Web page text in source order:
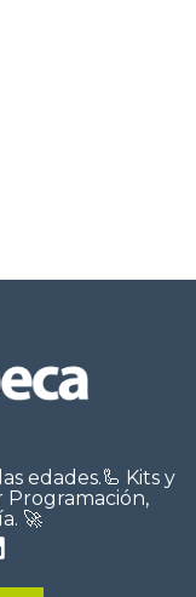
edades.🦾 Kits y
Programación,
🚀